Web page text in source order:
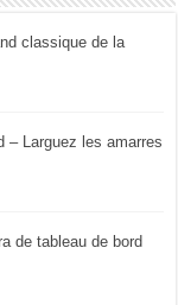
classique de la
– Larguez les amarres
de tableau de bord